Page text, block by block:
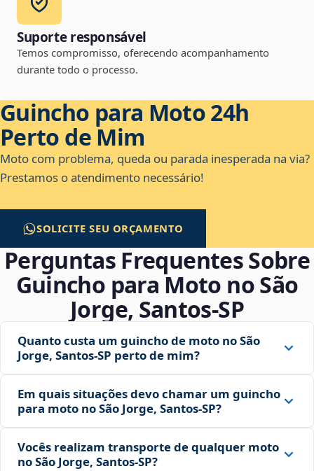
Suporte responsável
Temos compromisso, oferecendo acompanhamento
durante todo o processo.
Guincho para Moto 24h
Perto de Mim
Moto com problema, queda ou parada inesperada na via?
Prestamos o atendimento necessário!
SOLICITE SEU ORÇAMENTO
Perguntas Frequentes Sobre
Guincho para Moto no São
Jorge, Santos‑SP
Quanto custa um guincho de moto no São
Jorge, Santos‑SP perto de mim?
Em quais situações devo chamar um guincho
para moto no São Jorge, Santos‑SP?
Vocês realizam transporte de qualquer moto
no São Jorge, Santos‑SP?